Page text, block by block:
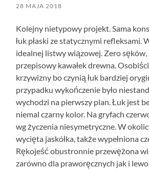
28 MAJA 2018
Kolejny nietypowy projekt. Sama
łuk płaski ze statycznymi refleksami.
idealnej listwy wiązowej. Zero sęków,
przepisowy kawałek drewna.
krzywizny bo czynią łuk bardziej
przypadku wykończenie było
wychodzi na pierwszy plan. Łuk jest
niemal czarny kolor. Na gryfach
wg życzenia niesymetryczne. W
wycięta jaskółka, także wypełniona
Rękojeść obustronnie przewężona
zarówno dla praworęcznych jak i